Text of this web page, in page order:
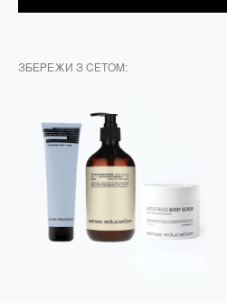
ЗБЕРЕЖИ З СЕТОМ: